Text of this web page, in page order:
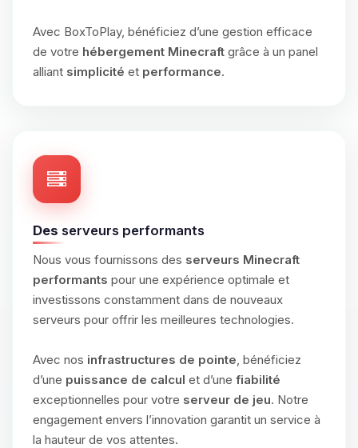
Avec BoxToPlay, bénéficiez d’une gestion efficace
de votre hébergement Minecraft grâce à un panel
alliant simplicité et performance.
Des serveurs performants
Nous vous fournissons des serveurs Minecraft
performants pour une expérience optimale et
investissons constamment dans de nouveaux
serveurs pour offrir les meilleures technologies.
Avec nos infrastructures de pointe, bénéficiez
d’une puissance de calcul et d’une fiabilité
exceptionnelles pour votre serveur de jeu. Notre
engagement envers l’innovation garantit un service à
la hauteur de vos attentes.